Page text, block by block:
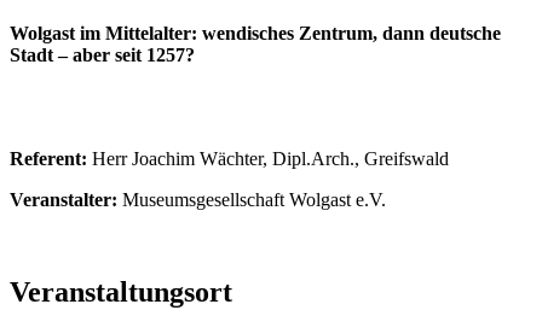
Wolgast im Mittelalter: wendisches Zentrum, dann deutsche
Stadt – aber seit 1257?
Referent: Herr Joachim Wächter, Dipl.Arch., Greifswald
Veranstalter: Museumsgesellschaft Wolgast e.V.
Veranstaltungsort